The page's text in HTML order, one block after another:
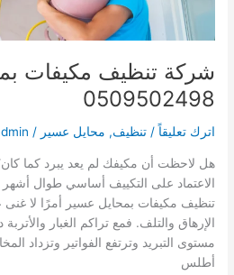
شركة تنظيف مكيفات
0509502498
اترك تعليقاً /تنظيف, محايل عسير /
هل لاحظت أن مكيفك لم يعد يبرد كما
الاعتماد على التكييف أساسي طوال
تنظيف مكيفات بمحايل عسير أمرًا لا غنى
الإرهاق والتلف. فمع تراكم الغبار
مستوى التبريد وترتفع الفواتير وتزداد
أطلس